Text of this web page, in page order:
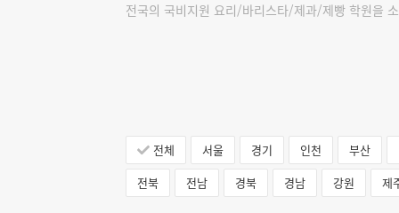
전국의 국비지원 요리/바리스타/제과/제빵 학원을
전체 서울 경기 인천 부산
전북
전남 경북 경남 강원 제